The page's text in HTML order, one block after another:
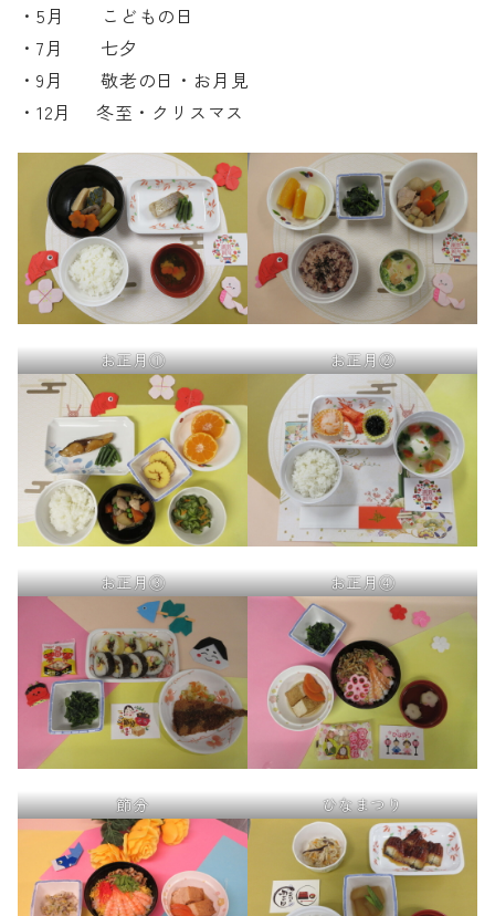
5月 こどもの日
7月 七夕
9月 敬老の日・お月見
12月 冬至・クリスマス
お正月① お正月②
お正月③ お正月④
節分 ひなまつり